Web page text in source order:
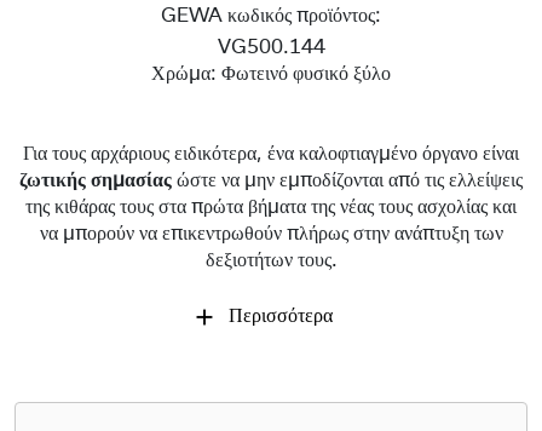
GEWA κωδικός προϊόντος:
VG500.144
Χρώμα: Φωτεινό φυσικό ξύλο
Για τους αρχάριους ειδικότερα, ένα καλοφτιαγμένο όργανο είναι
ζωτικής σημασίας ώστε να μην εμποδίζονται από τις ελλείψεις
της κιθάρας τους στα πρώτα βήματα της νέας τους ασχολίας και
να μπορούν να επικεντρωθούν πλήρως στην ανάπτυξη των
δεξιοτήτων τους.
Περισσότερα